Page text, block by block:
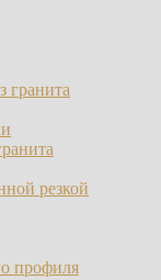
гранита
резкой
профиля